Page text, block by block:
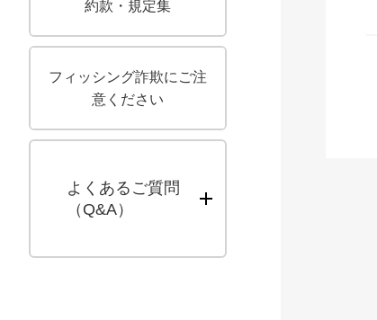
約款・規定集
フィッシング詐欺にご注
意ください
よくあるご質問
（ Q&Aキューアンドエー
）